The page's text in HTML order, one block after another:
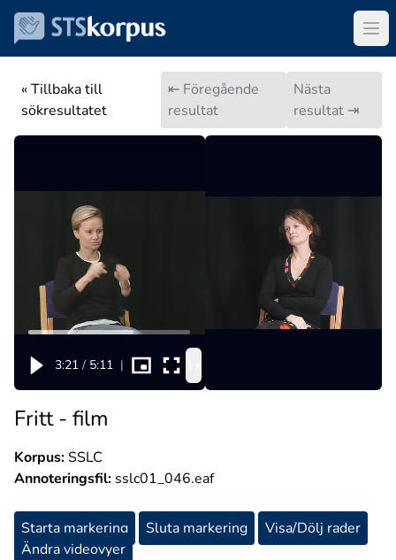
« Tillbaka till
sökresultatet
⇤ Föregående
resultat
Nästa
resultat ⇥
3:21 / 5:11 |
Fritt - film
Korpus:SSLC
Annoteringsfil: sslc01_046.eaf
Starta markering Sluta markering
Visa/Dölj rader
Ändra videovyer